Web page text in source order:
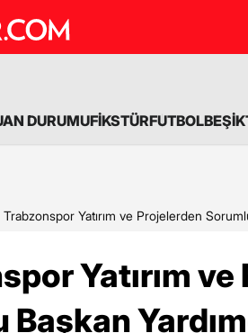
DURUMUFİKSTÜRFUTBOL
Trabzonspor Yatırım ve Projelerden
Yatırım